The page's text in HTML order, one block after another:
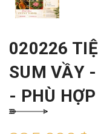
020226
SUM VẦY
- PHÙ